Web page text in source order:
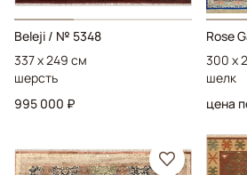
Beleji / № 5348
337 x 249 см
шерсть
995 000 ₽
Rose
300 x
шелк
цена